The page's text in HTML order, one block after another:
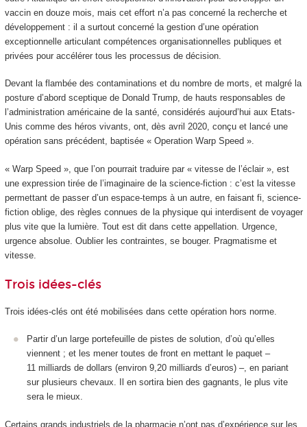
vaccin en douze mois, mais cet effort n’a pas concerné la recherche et
développement : il a surtout concerné la gestion d’une opération
exceptionnelle articulant compétences organisationnelles publiques et
privées pour accélérer tous les processus de décision.
Devant la flambée des contaminations et du nombre de morts, et malgré la
posture d’abord sceptique de Donald Trump, de hauts responsables de
l’administration américaine de la santé, considérés aujourd’hui aux Etats-
Unis comme des héros vivants, ont, dès avril 2020, conçu et lancé une
opération sans précédent, baptisée « Operation Warp Speed ».
« Warp Speed », que l’on pourrait traduire par « vitesse de l’éclair », est
une expression tirée de l’imaginaire de la science-fiction : c’est la vitesse
permettant de passer d’un espace-temps à un autre, en faisant fi, science-
fiction oblige, des règles connues de la physique qui interdisent de voyager
plus vite que la lumière. Tout est dit dans cette appellation. Urgence,
urgence absolue. Oublier les contraintes, se bouger. Pragmatisme et
vitesse.
Trois idées-clés
Trois idées-clés ont été mobilisées dans cette opération hors norme.
Partir d’un large portefeuille de pistes de solution, d’où qu’elles
viennent ; et les mener toutes de front en mettant le paquet –
11 milliards de dollars (environ 9,20 milliards d’euros) –, en pariant
sur plusieurs chevaux. Il en sortira bien des gagnants, le plus vite
sera le mieux.
Certains grands industriels de la pharmacie n’ont pas d’expérience sur les